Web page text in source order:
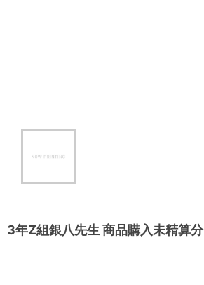
3年Z組銀八先生 商品購入未精算分